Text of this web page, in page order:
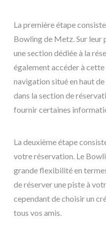
La première étape
Bowling de Metz. Sur leur
une section dédiée à la
également accéder à
navigation situé en haut
dans la section de
fournir certaines
La deuxième étape
votre réservation. Le
grande flexibilité en
de réserver une piste à
cependant de choisir un
tous vos amis.